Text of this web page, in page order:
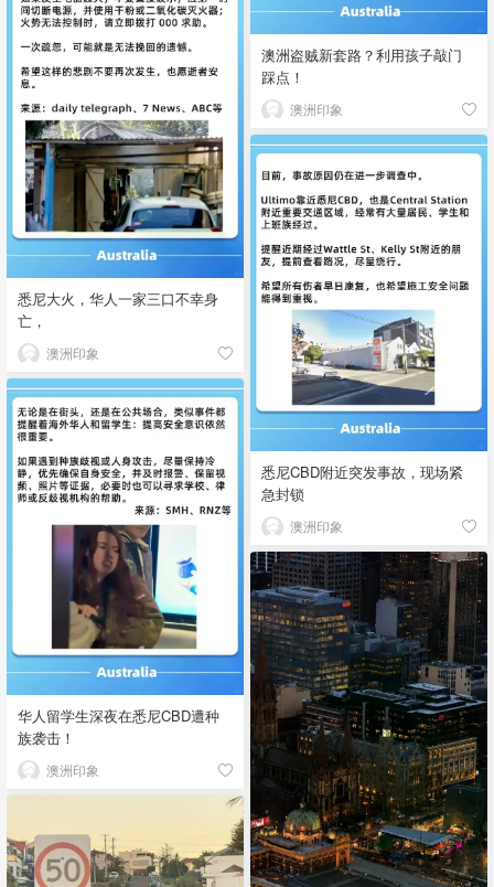
澳洲盗贼新套路？利用孩子敲门
踩点！
澳洲印象
悉尼大火，华人一家三口不幸身
亡，
澳洲印象
悉尼CBD附近突发事故，现场紧
急封锁
澳洲印象
华人留学生深夜在悉尼CBD遭种
族袭击！
澳洲印象